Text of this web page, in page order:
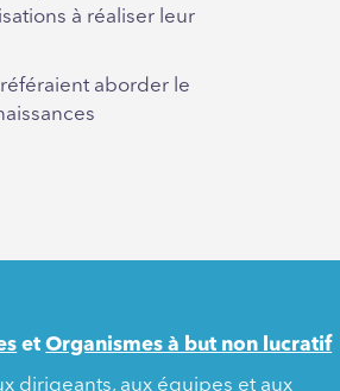
à réaliser leur
aborder le
etOrganismes à but non lucratif
dirigeants, aux équipes et aux